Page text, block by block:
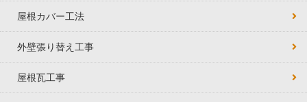
屋根カバー工法
外壁張り替え工事
屋根瓦工事